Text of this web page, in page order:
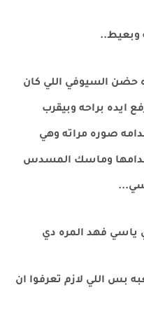
وبعيط..
السيوفي اللي كان
ايده براحه وبيقرب
صوره مراته وهي
قدامها وماسك المسدس
ياسي فهد المره دي
بس اللي لازم تعرفوا ان